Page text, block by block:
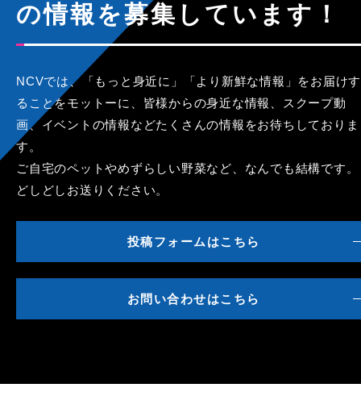
の情報を募集しています！
NCVでは、「もっと身近に」「より新鮮な情報」をお届けす
ることをモットーに、皆様からの身近な情報、スクープ動
画、イベントの情報などたくさんの情報をお待ちしておりま
す。
ご自宅のペットやめずらしい野菜など、なんでも結構です。
どしどしお送りください。
投稿フォームはこちら
お問い合わせはこちら